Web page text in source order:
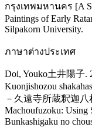
กรุงเทพมหานคร [A
Paintings of Early
Silpakorn University.
ภาษาต่างประเทศ
Doi, Youko土井陽子.
Kuonjishozou
－久遠寺所蔵釈迦八
Machoufuzoku: Using
Bunkashigaku no